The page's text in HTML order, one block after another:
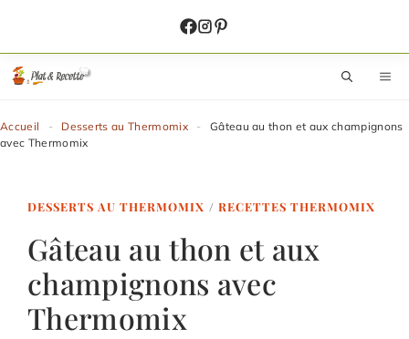
contenu
Accueil - Desserts au Thermomix -
Gâteau au thon et aux champignons
avec Thermomix
DESSERTS AU THERMOMIX / RECETTES THERMOMIX
Gâteau au thon et aux
champignons avec
Thermomix